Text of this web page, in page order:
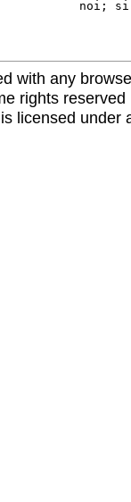
noi; si
with any
rights
is licensed under